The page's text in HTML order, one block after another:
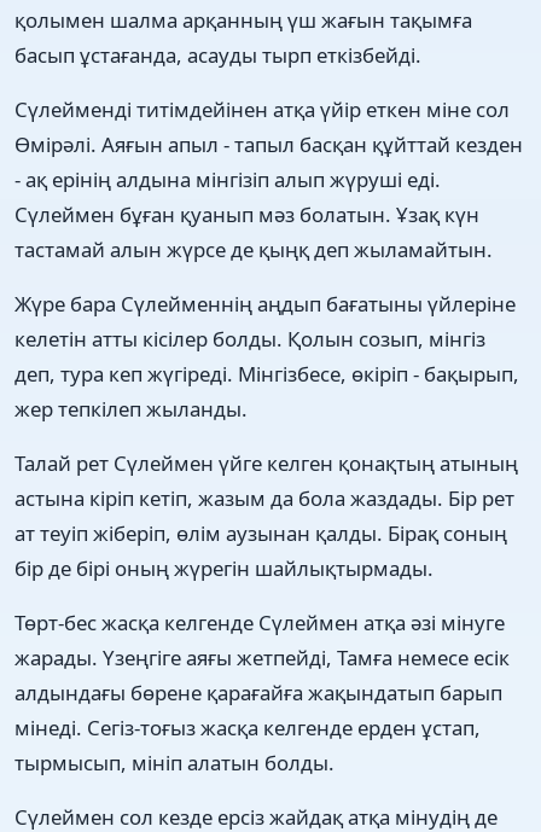
қолымен шалма арқанның үш жағын тақымға
басып ұстағанда, асауды тырп еткізбейді.
Сүлейменді титімдейінен атқа үйір еткен міне сол
Өмірәлі. Аяғын апыл - тапыл басқан құйттай кезден
- ақ ерінің алдына мінгізіп алып жүруші еді.
Сүлеймен бұған қуанып мәз болатын. Ұзақ күн
тастамай алын жүрсе де қыңқ деп жыламайтын.
Жүре бара Сүлейменнің аңдып бағатыны үйлеріне
келетін атты кісілер болды. Қолын созып, мінгіз
деп, тура кеп жүгіреді. Мінгізбесе, өкіріп - бақырып,
жер тепкілеп жыланды.
Талай рет Сүлеймен үйге келген қонақтың атының
астына кіріп кетіп, жазым да бола жаздады. Бір рет
ат теуіп жіберіп, өлім аузынан қалды. Бірақ соның
бір де бірі оның жүрегін шайлықтырмады.
Төрт-бес жасқа келгенде Сүлеймен атқа әзі мінуге
жарады. Үзеңгіге аяғы жетпейді, Тамға немесе есік
алдындағы бөрене қарағайға жақындатып барып
мінеді. Сегіз-тоғыз жасқа келгенде ерден ұстап,
тырмысып, мініп алатын болды.
Сүлеймен сол кезде ерсіз жайдақ атқа мінудің де